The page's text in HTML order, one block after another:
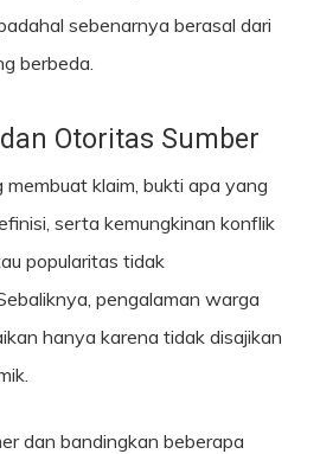
sebenarnya berasal dari
berbeda.
Otoritas Sumber
klaim, bukti apa yang
serta kemungkinan konflik
popularitas tidak
pengalaman warga
hanya karena tidak disajikan
dan bandingkan beberapa